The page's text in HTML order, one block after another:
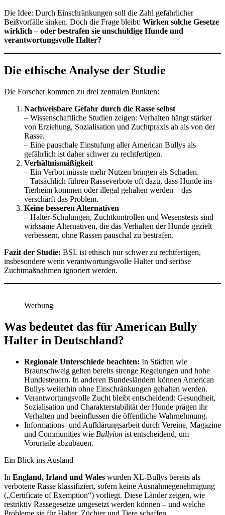
Die Idee: Durch Einschränkungen soll die Zahl gefährlicher
Beißvorfälle sinken. Doch die Frage bleibt: Wirken solche Gesetze
wirklich – oder bestrafen sie unschuldige Hunde und
verantwortungsvolle Halter?
Die ethische Analyse der Studie
Die Forscher kommen zu drei zentralen Punkten:
Nachweisbare Gefahr durch die Rasse selbst
– Wissenschaftliche Studien zeigen: Verhalten hängt stärker
von Erziehung, Sozialisation und Zuchtpraxis ab als von der
Rasse.
– Eine pauschale Einstufung aller American Bullys als
gefährlich ist daher schwer zu rechtfertigen.
Verhältnismäßigkeit
– Ein Verbot müsste mehr Nutzen bringen als Schaden.
– Tatsächlich führen Rasseverbote oft dazu, dass Hunde ins
Tierheim kommen oder illegal gehalten werden – das
verschärft das Problem.
Keine besseren Alternativen
– Halter-Schulungen, Zuchtkontrollen und Wesenstests sind
wirksame Alternativen, die das Verhalten der Hunde gezielt
verbessern, ohne Rassen pauschal zu bestrafen.
Fazit der Studie: BSL ist ethisch nur schwer zu rechtfertigen,
insbesondere wenn verantwortungsvolle Halter und seriöse
Zuchtmaßnahmen ignoriert werden.
Werbung
Was bedeutet das für American Bully
Halter in Deutschland?
Regionale Unterschiede beachten: In Städten wie
Braunschweig gelten bereits strenge Regelungen und hohe
Hundesteuern. In anderen Bundesländern können American
Bullys weiterhin ohne Einschränkungen gehalten werden.
Verantwortungsvolle Zucht bleibt entscheidend: Gesundheit,
Sozialisation und Charakterstabilität der Hunde prägen ihr
Verhalten und beeinflussen die öffentliche Wahrnehmung.
Informations- und Aufklärungsarbeit durch Vereine, Magazine
und Communities wie Bullyion ist entscheidend, um
Vorurteile abzubauen.
Ein Blick ins Ausland
In England, Irland und Wales wurden XL-Bullys bereits als
verbotene Rasse klassifiziert, sofern keine Ausnahmegenehmigung
(„Certificate of Exemption“) vorliegt. Diese Länder zeigen, wie
restriktiv Rassegesetze umgesetzt werden können – und welche
Probleme sie für Halter, Züchter und Tiere schaffen.